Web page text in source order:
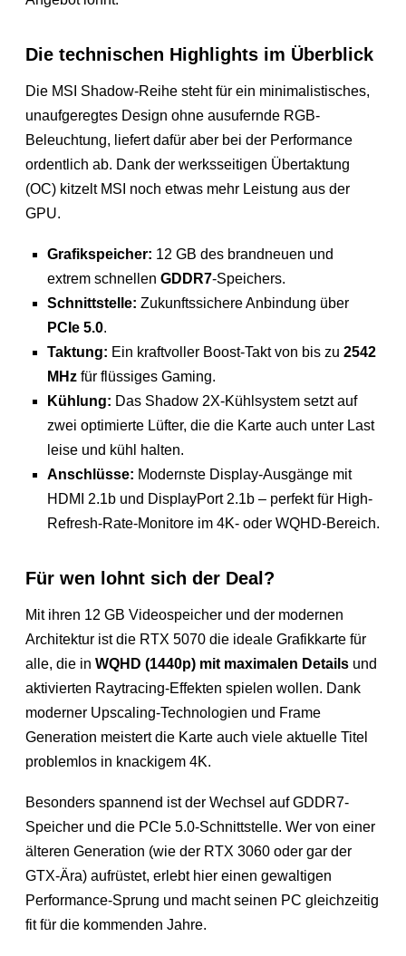
Die technischen Highlights im Überblick
Die MSI Shadow-Reihe steht für ein minimalistisches,
unaufgeregtes Design ohne ausufernde RGB-
Beleuchtung, liefert dafür aber bei der Performance
ordentlich ab. Dank der werksseitigen Übertaktung
(OC) kitzelt MSI noch etwas mehr Leistung aus der
GPU.
Grafikspeicher: 12 GB des brandneuen und
extrem schnellenGDDR7-Speichers.
Schnittstelle: Zukunftssichere Anbindung über
PCIe 5.0.
Taktung: Ein kraftvoller Boost-Takt von bis zu2542
MHz für flüssiges Gaming.
Kühlung: Das Shadow 2X-Kühlsystem setzt auf
zwei optimierte Lüfter, die die Karte auch unter Last
leise und kühl halten.
Anschlüsse: Modernste Display-Ausgänge mit
HDMI 2.1b und DisplayPort 2.1b – perfekt für High-
Refresh-Rate-Monitore im 4K- oder WQHD-Bereich.
Für wen lohnt sich der Deal?
Mit ihren 12 GB Videospeicher und der modernen
Architektur ist die RTX 5070 die ideale Grafikkarte für
alle, die inWQHD (1440p) mit maximalen Details und
aktivierten Raytracing-Effekten spielen wollen. Dank
moderner Upscaling-Technologien und Frame
Generation meistert die Karte auch viele aktuelle Titel
problemlos in knackigem 4K.
Besonders spannend ist der Wechsel auf GDDR7-
Speicher und die PCIe 5.0-Schnittstelle. Wer von einer
älteren Generation (wie der RTX 3060 oder gar der
GTX-Ära) aufrüstet, erlebt hier einen gewaltigen
Performance-Sprung und macht seinen PC gleichzeitig
fit für die kommenden Jahre.